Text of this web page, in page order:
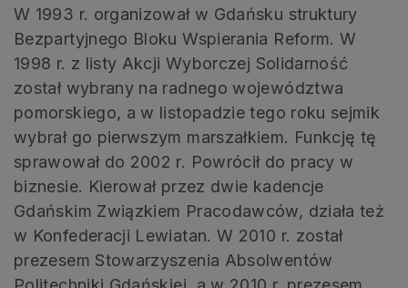
W 1993 r. organizował w Gdańsku struktury
Bezpartyjnego Bloku Wspierania Reform. W
1998 r. z listy Akcji Wyborczej Solidarność
został wybrany na radnego województwa
pomorskiego, a w listopadzie tego roku sejmik
wybrał go pierwszym marszałkiem. Funkcję tę
sprawował do 2002 r. Powrócił do pracy w
biznesie. Kierował przez dwie kadencje
Gdańskim Związkiem Pracodawców, działa też
w Konfederacji Lewiatan. W 2010 r. został
prezesem Stowarzyszenia Absolwentów